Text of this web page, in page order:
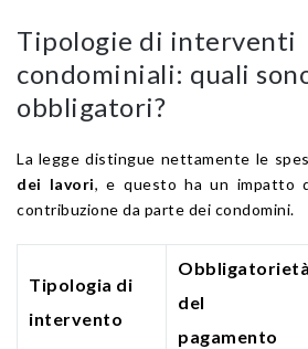
Tipologie di interventi
condominiali: quali
obbligatori?
La legge distingue nettamente le
dei lavori, e questo ha un impatto
contribuzione da parte dei condomini.
Tipologia di
intervento
Obbligatorietà
del
pagamento